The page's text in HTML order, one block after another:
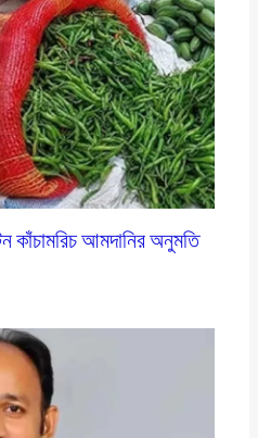
কাঁচামরিচ আমদানির অনুমতি